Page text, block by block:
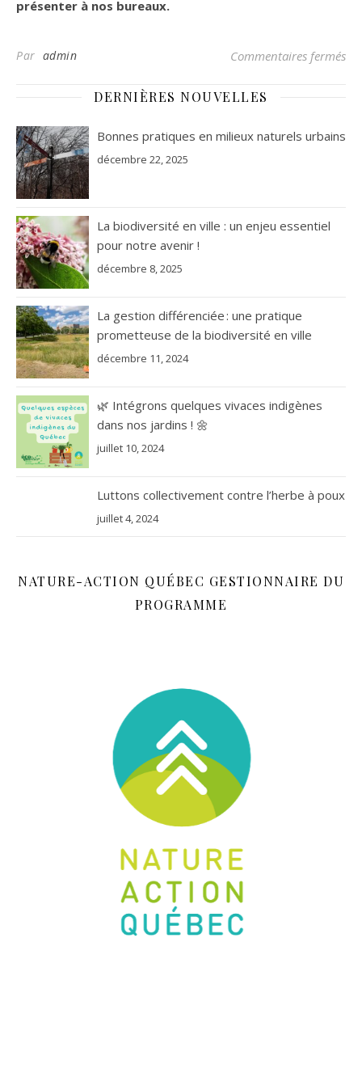
présenter à nos bureaux.
Par admin Commentaires fermés
DERNIÈRES NOUVELLES
Bonnes pratiques en milieux naturels urbains
décembre 22, 2025
La biodiversité en ville : un enjeu essentiel
pour notre avenir !
décembre 8, 2025
La gestion différenciée : une pratique
prometteuse de la biodiversité en ville
décembre 11, 2024
🌿 Intégrons quelques vivaces indigènes
dans nos jardins ! 🌼
juillet 10, 2024
Luttons collectivement contre l’herbe à poux
juillet 4, 2024
NATURE-ACTION QUÉBEC GESTIONNAIRE DU
PROGRAMME